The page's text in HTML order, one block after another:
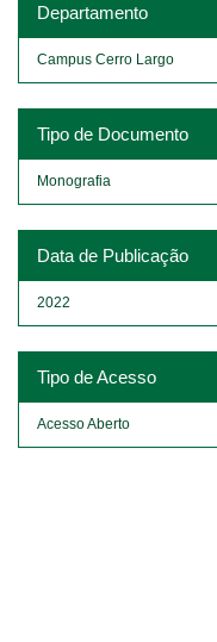
Departamento
Campus Cerro Largo
Tipo de Documento
Monografia
Data de Publicação
2022
Tipo de Acesso
Acesso Aberto